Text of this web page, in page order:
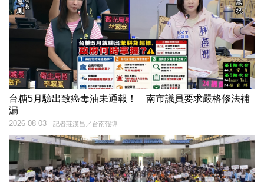
台糖5月驗出致癌毒油未通報！ 南市議員要求嚴格修法補
漏
記者莊漢昌／台南報導
2026-08-03